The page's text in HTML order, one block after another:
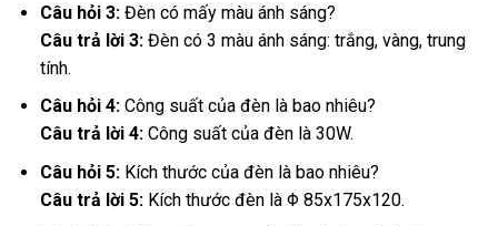
Câu hỏi 3:Đèn có mấy màu ánh sáng?
Câu trả lời 3:Đèn có 3 màu ánh sáng: trắng, vàng, trung
tính.
Câu hỏi 4:Công suất của đèn là bao nhiêu?
Câu trả lời 4:Công suất của đèn là 30W.
Câu hỏi 5:Kích thước của đèn là bao nhiêu?
Câu trả lời 5:Kích thước đèn là Φ 85x175x120.